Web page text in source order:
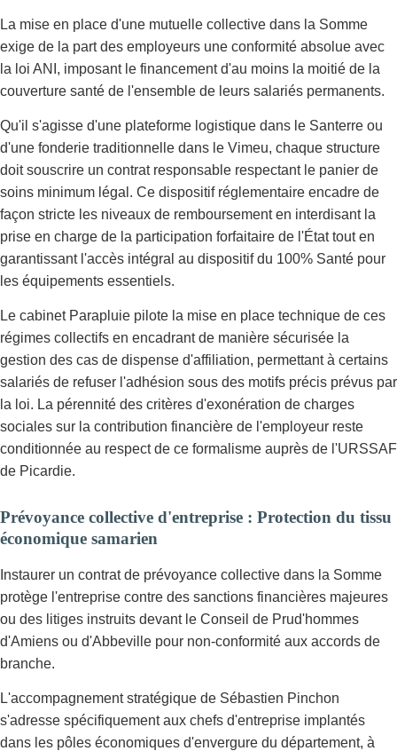
La mise en place d'une mutuelle collective dans la Somme
exige de la part des employeurs une conformité absolue avec
la loi ANI, imposant le financement d'au moins la moitié de la
couverture santé de l'ensemble de leurs salariés permanents.
Qu'il s'agisse d'une plateforme logistique dans le Santerre ou
d'une fonderie traditionnelle dans le Vimeu, chaque structure
doit souscrire un contrat responsable respectant le panier de
soins minimum légal. Ce dispositif réglementaire encadre de
façon stricte les niveaux de remboursement en interdisant la
prise en charge de la participation forfaitaire de l'État tout en
garantissant l'accès intégral au dispositif du 100% Santé pour
les équipements essentiels.
Le cabinet Parapluie pilote la mise en place technique de ces
régimes collectifs en encadrant de manière sécurisée la
gestion des cas de dispense d'affiliation, permettant à certains
salariés de refuser l'adhésion sous des motifs précis prévus par
la loi. La pérennité des critères d'exonération de charges
sociales sur la contribution financière de l'employeur reste
conditionnée au respect de ce formalisme auprès de l'URSSAF
de Picardie.
Prévoyance collective d'entreprise : Protection du tissu
économique samarien
Instaurer un contrat de prévoyance collective dans la Somme
protège l'entreprise contre des sanctions financières majeures
ou des litiges instruits devant le Conseil de Prud'hommes
d'Amiens ou d'Abbeville pour non-conformité aux accords de
branche.
L'accompagnement stratégique de Sébastien Pinchon
s'adresse spécifiquement aux chefs d'entreprise implantés
dans les pôles économiques d'envergure du département, à